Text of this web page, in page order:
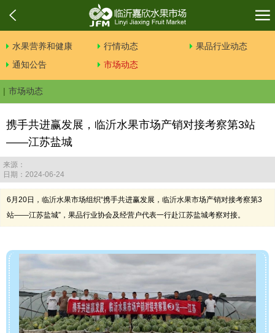
水果营养和健康 行情动态
果品行业动态
通知公告
市场动态
市场动态
携手共进赢发展，临沂水果市场产销对接考察第3站
——江苏盐城
来源：
日期：2024-06-24
6月20日，临沂水果市场组织“携手共进赢发展，临沂水果市场产销对接考察第3
站——江苏盐城”，果品行业协会及经营户代表一行赴江苏盐城考察对接。